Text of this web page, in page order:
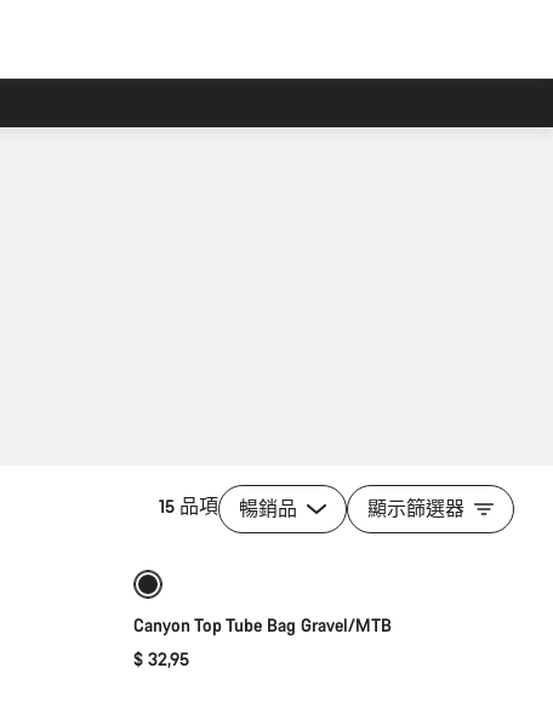
15 品項 暢銷品 顯示篩選器
加入購物車
Canyon Top Tube Bag Gravel/MTB
$ 32,95